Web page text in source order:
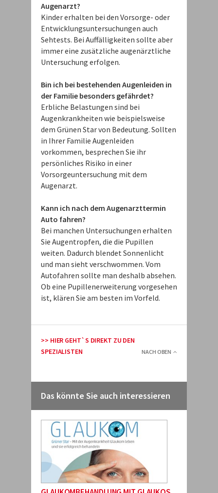
Augenarzt?
Kinder erhalten bei den Vorsorge- oder
Entwicklungsuntersuchungen auch
Sehtests. Bei Auffälligkeiten sollte aber
immer eine zusätzliche augenärztliche
Untersuchung erfolgen.
Bin ich bei bestehenden Augenleiden in
der Familie besonders gefährdet?
Erbliche Belastungen sind bei
Augenkrankheiten wie beispielsweise
dem Grünen Star von Bedeutung. Sollten
in Ihrer Familie Augenleiden
vorkommen, besprechen Sie ihr
persönliches Risiko in einer
Vorsorgeuntersuchung mit dem
Augenarzt.
Kann ich nach dem Augenarzttermin
Auto fahren?
Bei manchen Untersuchungen erhalten
Sie Augentropfen, die die Pupillen
weiten. Dadurch blendet Sonnenlicht
und man sieht verschwommen. Vom
Autofahren sollte man deshalb absehen.
Ob eine Pupillenerweiterung vorgesehen
ist, klären Sie am besten im Vorfeld.
>> HIER GEHT`S DIREKT ZU DEN
SPEZIALISTEN
NACH OBEN
Das könnte Sie auch interessieren